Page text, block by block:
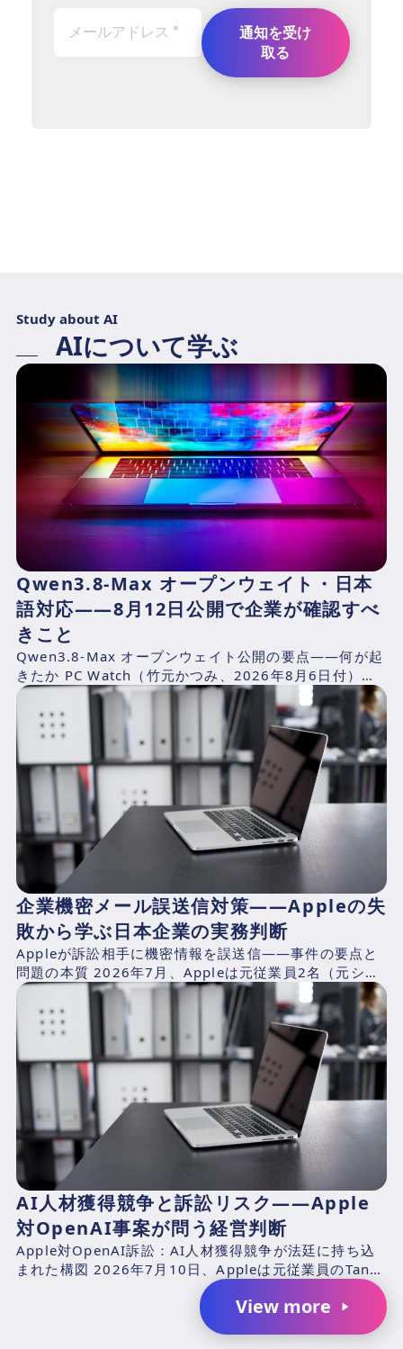
Study about AI
AIについて学ぶ
Qwen3.8-Max オープンウェイト・日本
語対応——8月12日公開で企業が確認すべ
きこと
Qwen3.8-Max オープンウェイト公開の要点——何が起
きたか PC Watch（竹元かつみ、2026年8月6日付）の
報道によれば、AlibabaのQwen...
企業機密メール誤送信対策——Appleの失
敗から学ぶ日本企業の実務判断
Appleが訴訟相手に機密情報を誤送信——事件の要点と
問題の本質 2026年7月、Appleは元従業員2名（元シニ
アシステムズエンジニアのChang Liuおよ...
AI人材獲得競争と訴訟リスク――Apple
対OpenAI事案が問う経営判断
Apple対OpenAI訴訟：AI人材獲得競争が法廷に持ち込
まれた構図 2026年7月10日、Appleは元従業員のTang
View more